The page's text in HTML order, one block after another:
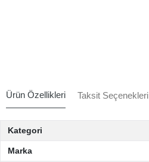
Ürün Özellikleri Taksit Seçenekleri
Kategori
Marka